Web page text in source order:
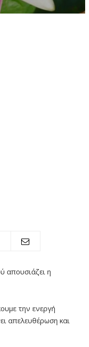
απουσιάζει η
την ενεργή
απελευθέρωση και